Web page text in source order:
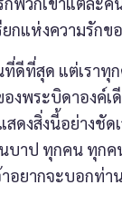
กแห่งความรักขอ
ที่สุด แต่เราทุก
พระบิดาองค์เ
ดงสิ่งนี้อย่างชัด
บาป ทุกคน ทุกค
ยากจะบอกท่า